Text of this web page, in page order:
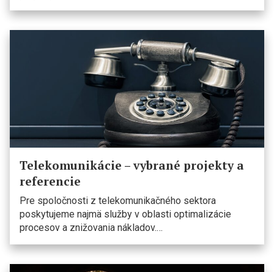
Telekomunikácie – vybrané projekty a
referencie
Pre spoločnosti z telekomunikačného sektora
poskytujeme najmä služby v oblasti optimalizácie
procesov a znižovania nákladov.…